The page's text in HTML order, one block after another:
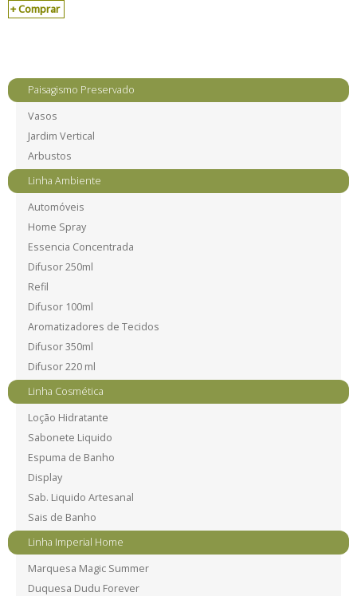
Comprar
Paisagismo Preservado
Vasos
Jardim Vertical
Arbustos
Linha Ambiente
Automóveis
Home Spray
Essencia Concentrada
Difusor 250ml
Refil
Difusor 100ml
Aromatizadores de Tecidos
Difusor 350ml
Difusor 220 ml
Linha Cosmética
Loção Hidratante
Sabonete Liquido
Espuma de Banho
Display
Sab. Liquido Artesanal
Sais de Banho
Linha Imperial Home
Marquesa Magic Summer
Duquesa Dudu Forever